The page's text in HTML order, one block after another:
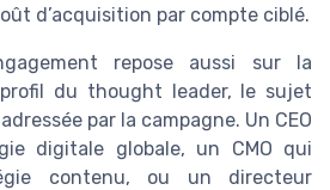
d’acquisition par compte ciblé.
repose aussi sur la
du thought leader, le sujet
par la campagne. Un CEO
digitale globale, un CMO qui
contenu, ou un directeur